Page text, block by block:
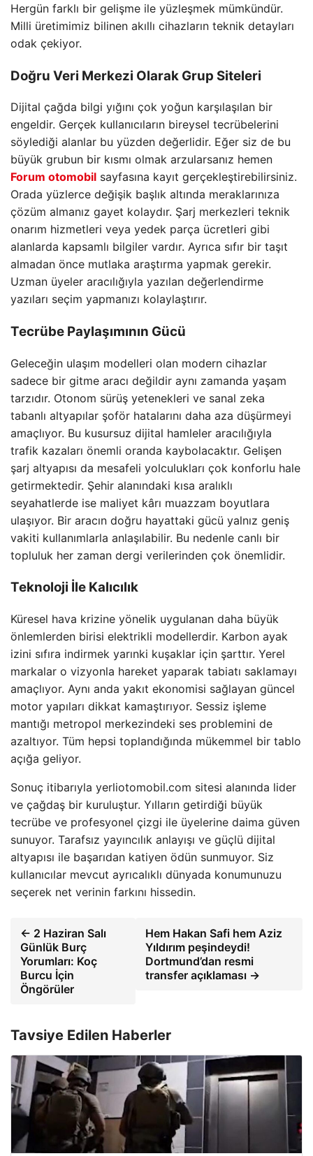
Hergün farklı bir gelişme ile yüzleşmek mümkündür.
Milli üretimimiz bilinen akıllı cihazların teknik detayları
odak çekiyor.
Doğru Veri Merkezi Olarak Grup Siteleri
Dijital çağda bilgi yığını çok yoğun karşılaşılan bir
engeldir. Gerçek kullanıcıların bireysel tecrübelerini
söylediği alanlar bu yüzden değerlidir. Eğer siz de bu
büyük grubun bir kısmı olmak arzularsanız hemen
Forum otomobil sayfasına kayıt gerçekleştirebilirsiniz.
Orada yüzlerce değişik başlık altında meraklarınıza
çözüm almanız gayet kolaydır. Şarj merkezleri teknik
onarım hizmetleri veya yedek parça ücretleri gibi
alanlarda kapsamlı bilgiler vardır. Ayrıca sıfır bir taşıt
almadan önce mutlaka araştırma yapmak gerekir.
Uzman üyeler aracılığıyla yazılan değerlendirme
yazıları seçim yapmanızı kolaylaştırır.
Tecrübe Paylaşımının Gücü
Geleceğin ulaşım modelleri olan modern cihazlar
sadece bir gitme aracı değildir aynı zamanda yaşam
tarzıdır. Otonom sürüş yetenekleri ve sanal zeka
tabanlı altyapılar şoför hatalarını daha aza düşürmeyi
amaçlıyor. Bu kusursuz dijital hamleler aracılığıyla
trafik kazaları önemli oranda kaybolacaktır. Gelişen
şarj altyapısı da mesafeli yolculukları çok konforlu hale
getirmektedir. Şehir alanındaki kısa aralıklı
seyahatlerde ise maliyet kârı muazzam boyutlara
ulaşıyor. Bir aracın doğru hayattaki gücü yalnız geniş
vakiti kullanımlarla anlaşılabilir. Bu nedenle canlı bir
topluluk her zaman dergi verilerinden çok önemlidir.
Teknoloji İle Kalıcılık
Küresel hava krizine yönelik uygulanan daha büyük
önlemlerden birisi elektrikli modellerdir. Karbon ayak
izini sıfıra indirmek yarınki kuşaklar için şarttır. Yerel
markalar o vizyonla hareket yaparak tabiatı saklamayı
amaçlıyor. Aynı anda yakıt ekonomisi sağlayan güncel
motor yapıları dikkat kamaştırıyor. Sessiz işleme
mantığı metropol merkezindeki ses problemini de
azaltıyor. Tüm hepsi toplandığında mükemmel bir tablo
açığa geliyor.
Sonuç itibarıyla yerliotomobil.com sitesi alanında lider
ve çağdaş bir kuruluştur. Yılların getirdiği büyük
tecrübe ve profesyonel çizgi ile üyelerine daima güven
sunuyor. Tarafsız yayıncılık anlayışı ve güçlü dijital
altyapısı ile başarıdan katiyen ödün sunmuyor. Siz
kullanıcılar mevcut ayrıcalıklı dünyada konumunuzu
seçerek net verinin farkını hissedin.
← 2 Haziran Salı
Günlük Burç
Yorumları: Koç
Burcu İçin
Öngörüler
Hem Hakan Safi hem Aziz
Yıldırım peşindeydi!
Dortmund’dan resmi
transfer açıklaması →
Tavsiye Edilen Haberler